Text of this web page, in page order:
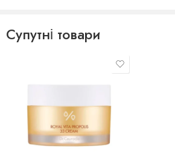
Супутні товари